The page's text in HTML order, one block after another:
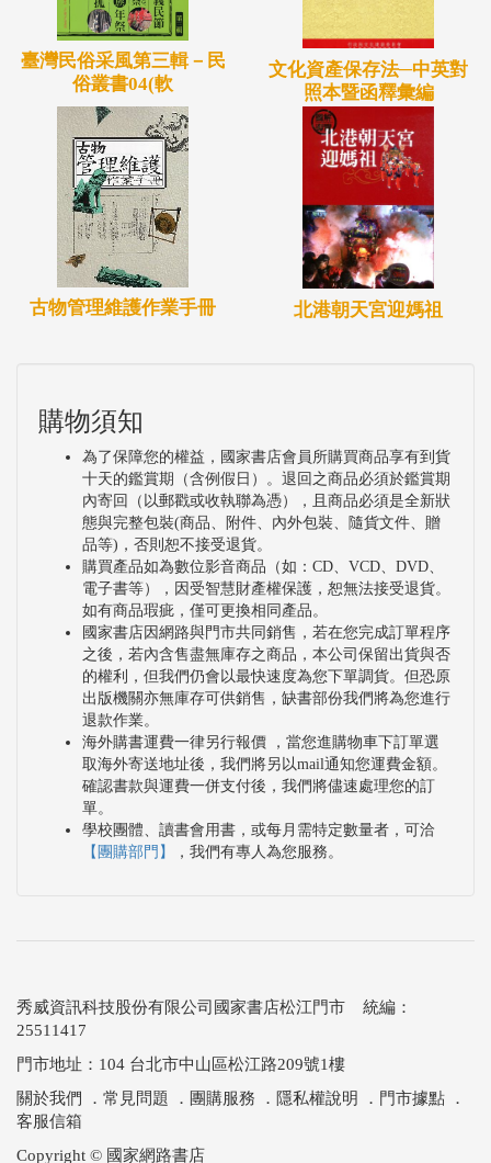
臺灣民俗采風第三輯－民
俗叢書04(軟
文化資產保存法─中英對
照本暨函釋彙編
古物管理維護作業手冊 北港朝天宮迎媽祖
購物須知
為了保障您的權益，國家書店會員所購買商品享有到貨
十天的鑑賞期（含例假日）。退回之商品必須於鑑賞期
內寄回（以郵戳或收執聯為憑），且商品必須是全新狀
態與完整包裝(商品、附件、內外包裝、隨貨文件、贈
品等)，否則恕不接受退貨。
購買產品如為數位影音商品（如：CD、VCD、DVD、
電子書等），因受智慧財產權保護，恕無法接受退貨。
如有商品瑕疵，僅可更換相同產品。
國家書店因網路與門市共同銷售，若在您完成訂單程序
之後，若內含售盡無庫存之商品，本公司保留出貨與否
的權利，但我們仍會以最快速度為您下單調貨。但恐原
出版機關亦無庫存可供銷售，缺書部份我們將為您進行
退款作業。
海外購書運費一律另行報價 ，當您進購物車下訂單選
取海外寄送地址後，我們將另以mail通知您運費金額。
確認書款與運費一併支付後，我們將儘速處理您的訂
單。
學校團體、讀書會用書，或每月需特定數量者，可洽
【團購部門】
，我們有專人為您服務。
秀威資訊科技股份有限公司國家書店松江門市 統編：
25511417
門市地址：104 台北市中山區松江路209號1樓
關於我們 ． 常見問題 ． 團購服務 ． 隱私權說明 ． 門市據點 ．
客服信箱
Copyright © 國家網路書店